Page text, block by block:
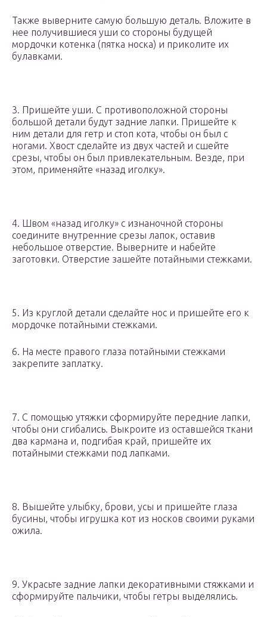
Также выверните самую большую деталь. Вложите в
нее получившиеся уши со стороны будущей
мордочки котенка (пятка носка) и приколите их
булавками.
3. Пришейте уши. С противоположной стороны
большой детали будут задние лапки. Пришейте к
ним детали для гетр и стоп кота, чтобы он был с
ногами. Хвост сделайте из двух частей и сшейте
срезы, чтобы он был привлекательным. Везде, при
этом, применяйте «назад иголку».
4. Швом «назад иголку» с изнаночной стороны
соедините внутренние срезы лапок, оставив
небольшое отверстие. Выверните и набейте
заготовки. Отверстие зашейте потайными стежками.
5. Из круглой детали сделайте нос и пришейте его к
мордочке потайными стежками.
6. На месте правого глаза потайными стежками
закрепите заплатку.
7. С помощью утяжки сформируйте передние лапки,
чтобы они сгибались. Выкроите из оставшейся ткани
два кармана и, подгибая край, пришейте их
потайными стежками под лапками.
8. Вышейте улыбку, брови, усы и пришейте глаза
бусины, чтобы игрушка кот из носков своими руками
ожила.
9. Украсьте задние лапки декоративными стяжками и
сформируйте пальчики, чтобы гетры выделялись.